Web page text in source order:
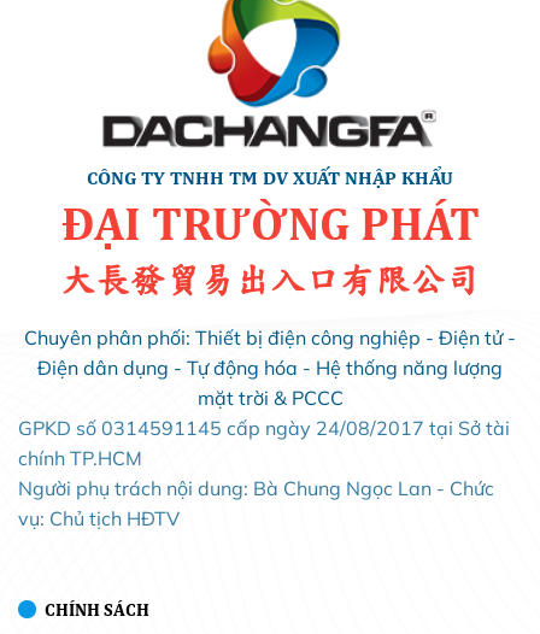
CÔNG TY TNHH TM DV XUẤT NHẬP KHẨU
ĐẠI TRƯỜNG PHÁT
大長發貿易出入口有限公司
Chuyên phân phối: Thiết bị điện công nghiệp - Điện tử -
Điện dân dụng - Tự động hóa - Hệ thống năng lượng
mặt trời & PCCC
GPKD số 0314591145 cấp ngày 24/08/2017 tại Sở tài
chính TP.HCM
Người phụ trách nội dung: Bà Chung Ngọc Lan - Chức
vụ: Chủ tịch HĐTV
CHÍNH SÁCH